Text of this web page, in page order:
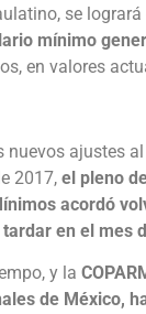
se logrará
mínimo
en valores
nuevos ajustes
2017, el pleno
acordó
en el mes
y la
de México,